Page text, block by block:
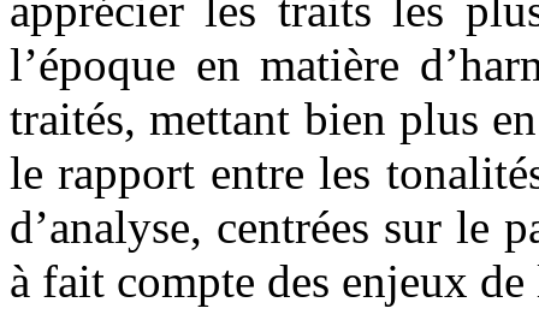
l’époque en matière
traités, mettant bien plus
le rapport entre les
d’analyse, centrées sur le
à fait compte des enjeux